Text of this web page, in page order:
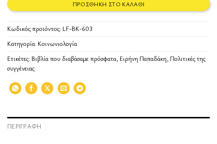
ΠΡΟΣΘΉΚΗ ΣΤΟ ΚΑΛΆΘΙ
Κωδικός προϊόντος: LF-BK-603
Κατηγορία: Κοινωνιολογία
Ετικέτες: Βιβλία που διαβάσαμε πρόσφατα, Ειρήνη Παπαδάκη, Πολιτικές της
συγγένειας
ΠΕΡΙΓΡΑΦΉ